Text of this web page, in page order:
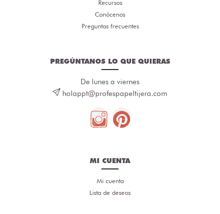
Recursos
Conócenos
Preguntas frecuentes
PREGÚNTANOS LO QUE QUIERAS
De lunes a viernes
holappt@profespapeltijera.com
MI CUENTA
Mi cuenta
Lista de deseos